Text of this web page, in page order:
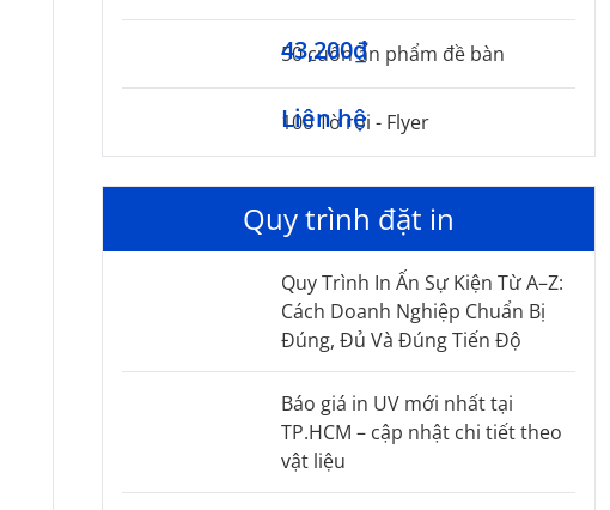
50 cuốn ấn phẩm đề bàn
43,200₫
100 Tờ rơi - Flyer
Liên hệ
Quy trình đặt in
Quy Trình In Ấn Sự Kiện Từ A–Z:
Cách Doanh Nghiệp Chuẩn Bị
Đúng, Đủ Và Đúng Tiến Độ
Báo giá in UV mới nhất tại
TP.HCM – cập nhật chi tiết theo
vật liệu